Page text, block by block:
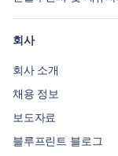
회사
회사 소개
채용 정보
보도자료
블루프린트 블로그